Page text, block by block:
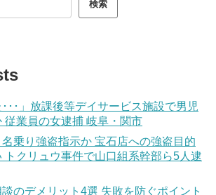
検索
･･･」放課後等デイサービス施設で男児
従業員の女逮捕 岐阜・関市
名乗り強盗指示か 宝石店への強盗目的
トクリュウ事件で山口組系幹部ら5人逮
のデメリット4選 失敗を防ぐポイント